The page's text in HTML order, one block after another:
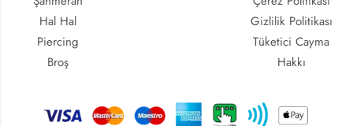
Hal Hal
Piercing
Broş
Gizlilik Politikası
Tüketici Cayma
Hakkı